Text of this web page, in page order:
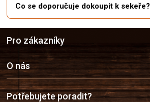
Co se doporučuje dokoupit k sekeře?
a
t
í
Pro zákazníky
O nás
Potřebujete poradit?